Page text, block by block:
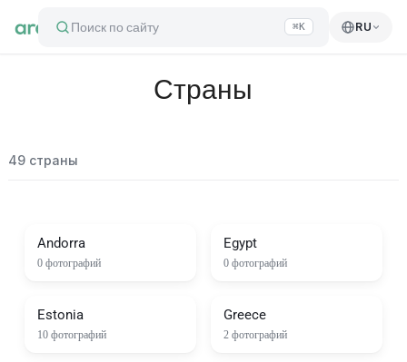
Поиск по сайту ⌘K RU
Страны
49 страны
Andorra
0 фотографий
Egypt
0 фотографий
Estonia
10 фотографий
Greece
2 фотографий